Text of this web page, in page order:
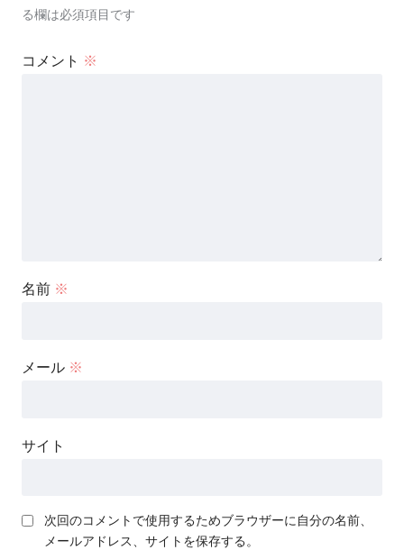
る欄は必須項目です
コメント ※
名前 ※
メール ※
サイト
次回のコメントで使用するためブラウザーに自分の名前、
メールアドレス、サイトを保存する。